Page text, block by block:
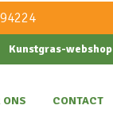
Kunstgras-webshop
ONS CONTACT